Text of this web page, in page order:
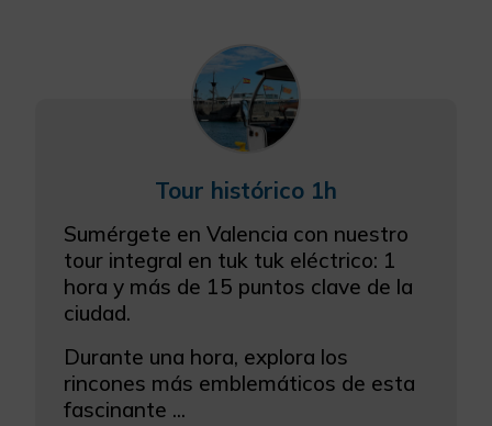
Tour histórico 1h
Sumérgete en Valencia con nuestro
tour integral en tuk tuk eléctrico: 1
hora y más de 15 puntos clave de la
ciudad.
Durante una hora, explora los
rincones más emblemáticos de esta
fascinante ...